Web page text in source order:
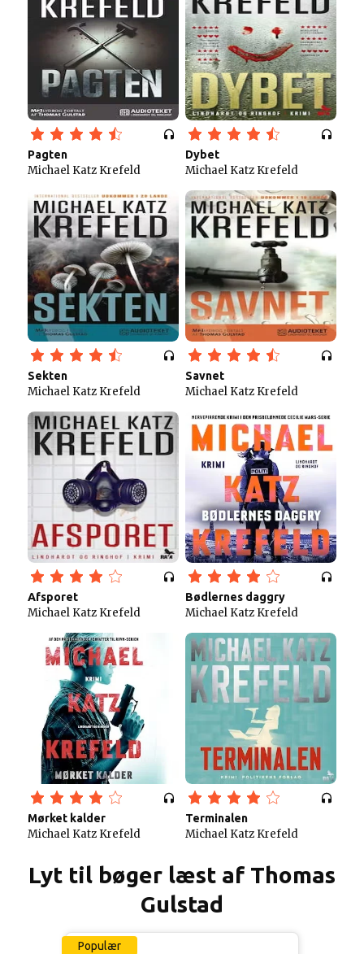
Pagten
Michael Katz Krefeld
Dybet
Michael Katz Krefeld
Sekten
Michael Katz Krefeld
Savnet
Michael Katz Krefeld
Afsporet
Michael Katz Krefeld
Bødlernes daggry
Michael Katz Krefeld
Mørket kalder
Michael Katz Krefeld
Terminalen
Michael Katz Krefeld
Lyt til bøger læst af Thomas
Gulstad
Populær